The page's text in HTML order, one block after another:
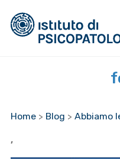
Home > Blog > Abbiamo
,